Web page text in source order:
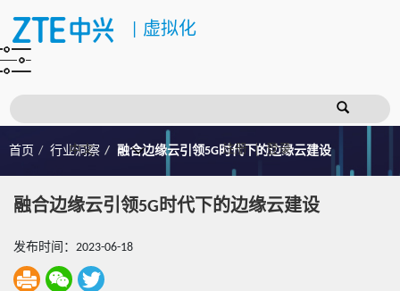
虚拟化
注册 登录
首页 行业洞察 融合边缘云引领5G时代下的边缘云建设
融合边缘云引领5G时代下的边缘云建设
发布时间：2023-06-18